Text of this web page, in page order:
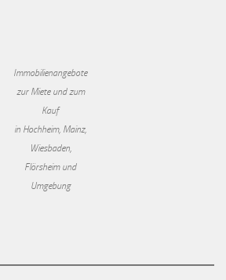
Immobilienangebote
zur Miete und zum
Kauf
in Hochheim, Mainz,
Wiesbaden,
Flörsheim und
Umgebung